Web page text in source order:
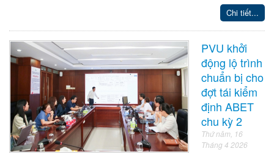
Chi tiết...
PVU khởi
động lộ trình
chuẩn bị cho
đợt tái kiểm
định ABET
chu kỳ 2
Thứ năm, 16
Tháng 4 2026